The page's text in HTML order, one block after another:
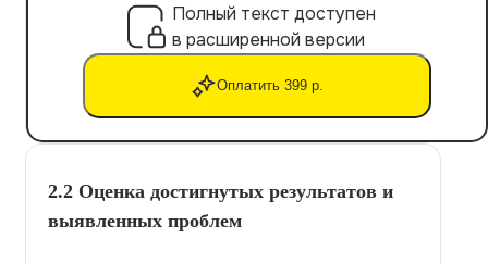
Полный текст доступен
в расширенной версии
Оплатить 399 р.
2.2 Оценка достигнутых результатов и
выявленных проблем